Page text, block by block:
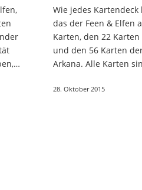
Wie jedes Kartendeck
das der Feen & Elfen
Karten, den 22
und den 56 Karten
Arkana. Alle Karten
einzelne Schritte,
28. Oktober 2015